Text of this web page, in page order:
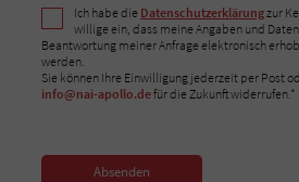
Ich habe die Datenschutzerklärungzur
willige ein, dass meine Angaben und
Beantwortung meiner Anfrage elektronisch
werden.
Sie können Ihre Einwilligung jederzeit per Post
info@nai-apollo.defür die Zukunft widerrufen.*
Absenden